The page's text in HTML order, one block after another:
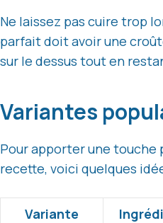
Ne laissez pas cuire trop
parfait doit avoir une
sur le dessus tout en
Variantes
Pour apporter une touche
recette, voici quelques
Variante